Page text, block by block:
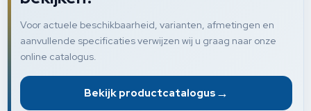
Voor actuele beschikbaarheid, varianten, afmetingen en
aanvullende specificaties verwijzen wij u graag naar onze
online catalogus.
Bekijk productcatalogus →